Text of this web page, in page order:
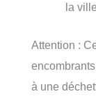
la
Attention :
à une